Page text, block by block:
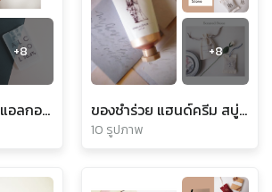
+8
ของชำร่วย สเปรย์แอลกอฮอล์
+8
ของชำร่วย แฮนด์ครีม สบู่ ถุงหอม
10 รูปภาพ